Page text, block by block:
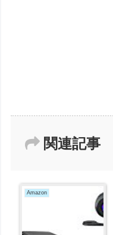
関連記事
Amazon